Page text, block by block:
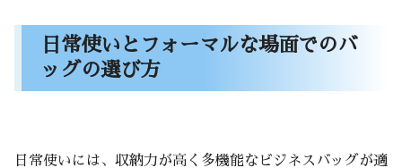
日常使いとフォーマルな場面でのバ
ッグの選び方
日常使いには、収納力が高く多機能なビジネスバッグが適